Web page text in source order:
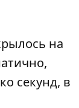
на
секунд, в